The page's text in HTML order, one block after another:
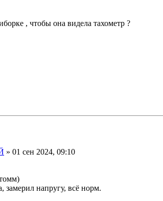
, чтобы она видела тахометр ?
» 01 сен 2024, 09:10
напругу, всё норм.